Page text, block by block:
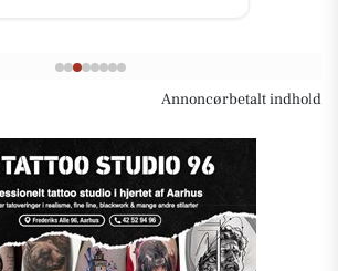
Annoncørbetalt indhold